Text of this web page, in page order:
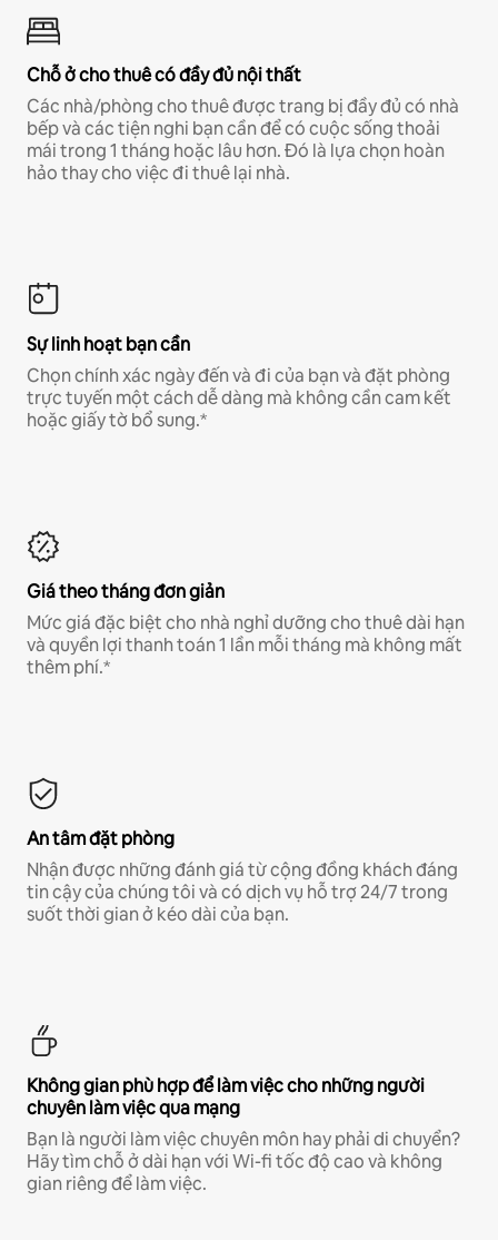
Chỗ ở cho thuê có đầy đủ nội thất
Các nhà/phòng cho thuê được trang bị đầy đủ có nhà
bếp và các tiện nghi bạn cần để có cuộc sống thoải
mái trong 1 tháng hoặc lâu hơn. Đó là lựa chọn hoàn
hảo thay cho việc đi thuê lại nhà.
Sự linh hoạt bạn cần
Chọn chính xác ngày đến và đi của bạn và đặt phòng
trực tuyến một cách dễ dàng mà không cần cam kết
hoặc giấy tờ bổ sung.*
Giá theo tháng đơn giản
Mức giá đặc biệt cho nhà nghỉ dưỡng cho thuê dài hạn
và quyền lợi thanh toán 1 lần mỗi tháng mà không mất
thêm phí.*
An tâm đặt phòng
Nhận được những đánh giá từ cộng đồng khách đáng
tin cậy của chúng tôi và có dịch vụ hỗ trợ 24/7 trong
suốt thời gian ở kéo dài của bạn.
Không gian phù hợp để làm việc cho những người
chuyên làm việc qua mạng
Bạn là người làm việc chuyên môn hay phải di chuyển?
Hãy tìm chỗ ở dài hạn với Wi-fi tốc độ cao và không
gian riêng để làm việc.